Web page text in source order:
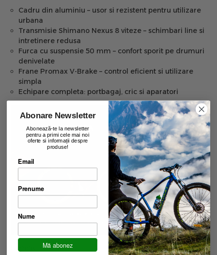
Cadru din aluminiu – usor si rezistent pentru utilizare
urbana
Transmisie Shimano Nexus 8 viteze – schimbari line si
intretinere redusa
Furca cu suspensie 50 mm – confort sporit pe drumuri
denivelate
Frane Promax V-Brake – control eficient si utilizare
simpla
Echipare completa: portbagaj, cric si aparatori
Beneficii cheie:
Abonare Newsletter
Abonează-te la newsletter
pentru a primi cele mai noi
oferte si informații despre
produse!
Email
Prenume
Nume
Mă abonez